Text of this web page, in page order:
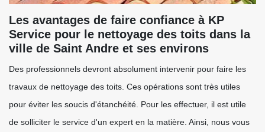
Les avantages de faire confiance à KP
Service pour le nettoyage des toits dans la
ville de Saint Andre et ses environs
Des professionnels devront absolument intervenir pour faire les
travaux de nettoyage des toits. Ces opérations sont très utiles
pour éviter les soucis d'étanchéité. Pour les effectuer, il est utile
de solliciter le service d'un expert en la matière. Ainsi, nous vous